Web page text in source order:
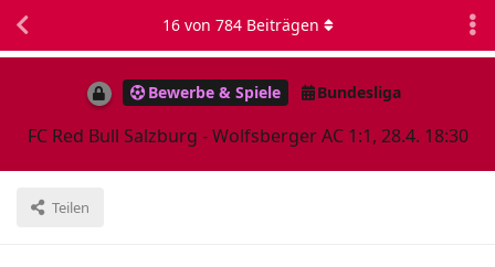
Bewerbe & Spiele Bundesliga
FC Red Bull Salzburg - Wolfsberger AC 1:1, 28.4. 18:30
Teilen
16von 784Beiträgen